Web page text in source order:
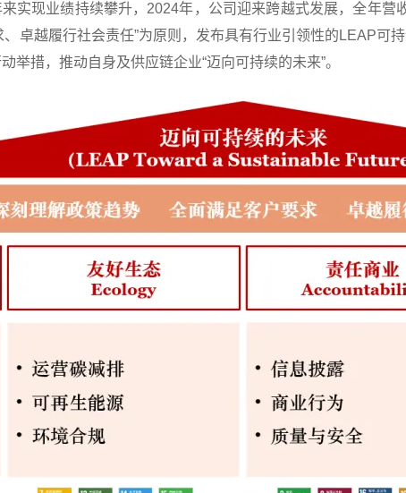
实现业绩持续攀升，2024年，公司迎来跨越式发展，全年
卓越履行社会责任”为原则，发布具有行业引领性的LEAP可
举措，推动自身及供应链企业“迈向可持续的未来”。